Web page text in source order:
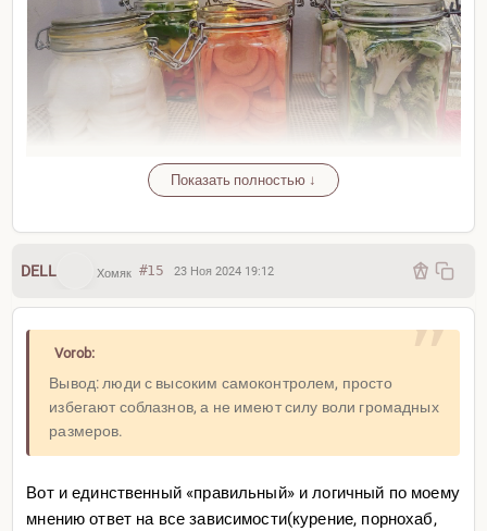
Показать полностью ↓
DELL Хомяк #15 23 Ноя 2024 19:12
Vorob:
Вывод: люди с высоким самоконтролем, просто
избегают соблазнов, а не имеют силу воли громадных
размеров.
Вот и единственный «правильный» и логичный по моему
мнению ответ на все зависимости(курение, порнохаб,